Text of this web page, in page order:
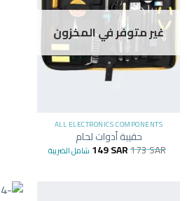
غير متوفر في المخزون
ALL ELECTRONICS COMPONENTS
حقيبة أدوات لحام
173SAR
149SAR شامل الضريبة